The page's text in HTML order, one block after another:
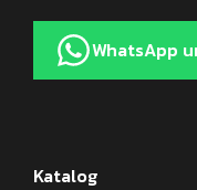
WhatsApp
Katalog